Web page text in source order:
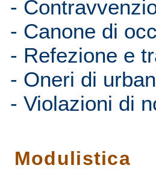
-
- Canone di
- Refezione e
- Oneri di
- Violazioni di
Modulistica